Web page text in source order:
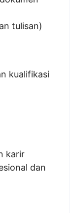
tulisan)
kualifikasi
karir
dan